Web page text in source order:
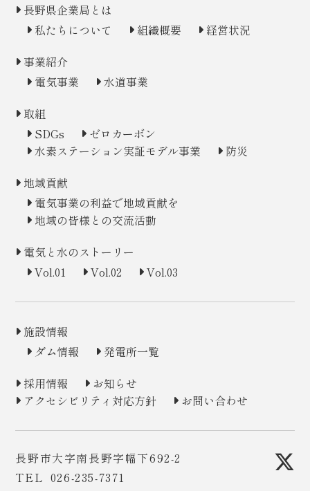
長野県企業局とは
私たちについて
組織概要
経営状況
事業紹介
電気事業
水道事業
取組
SDGs
ゼロカーボン
水素ステーション実証モデル事業
防災
地域貢献
電気事業の利益で地域貢献を
地域の皆様との交流活動
電気と水のストーリー
Vol.01
Vol.02 Vol.03
施設情報
ダム情報
発電所一覧
採用情報
お知らせ
アクセシビリティ対応方針
お問い合わせ
長野市大字南長野字幅下692-2
TEL 026-235-7371